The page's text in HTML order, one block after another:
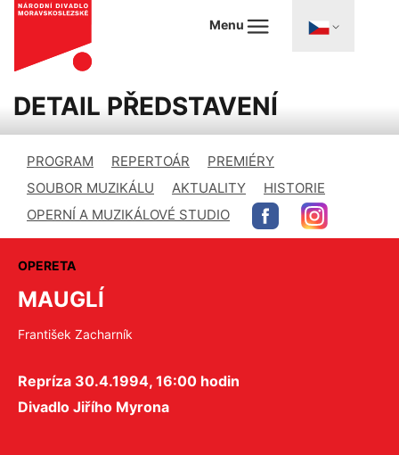
Menu
DETAIL PŘEDSTAVENÍ
PROGRAM REPERTOÁR
PREMIÉRY
SOUBOR MUZIKÁLU
AKTUALITY
HISTORIE
OPERNÍ A MUZIKÁLOVÉ STUDIO
OPERETA
MAUGLÍ
František Zacharník
Repríza 30.4.1994, 16:00 hodin
Divadlo Jiřího Myrona